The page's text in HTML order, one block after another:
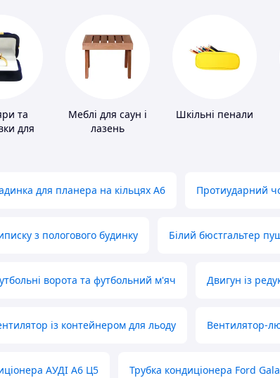
та
для
Меблі для саун і
лазень
Шкільні пенали
для планера на кільцях А6 Протиударний
з пологового будинку Білий бюстгальтер
ворота та футбольний м'яч Двигун із
із контейнером для льоду Вентилятор-
АУДІ А6 Ц5 Трубка кондиціонера Ford